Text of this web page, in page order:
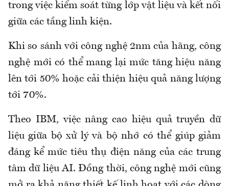
trong việc kiểm soát từng lớp vật liệu và kết nối
giữa các tầng linh kiện.
Khi so sánh với công nghệ 2nm của hãng, công
nghệ mới có thể mang lại mức tăng hiệu năng
lên tới 50% hoặc cải thiện hiệu quả năng lượng
tới 70%.
Theo IBM, việc nâng cao hiệu quả truyền dữ
liệu giữa bộ xử lý và bộ nhớ có thể giúp giảm
đáng kể mức tiêu thụ điện năng của các trung
tâm dữ liệu AI. Đồng thời, công nghệ mới cũng